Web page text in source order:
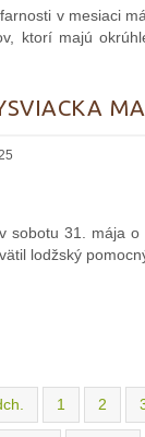
v mesiaci
ktorí majú
sobotu 31. mája o
lodžský
1 2